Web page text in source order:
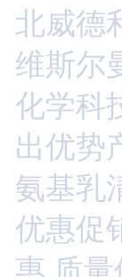
北威德
维斯尔
化学科
出优势
氨基乳
优惠促
惠 质量